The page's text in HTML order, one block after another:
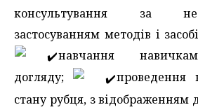
консультування за
застосуванням методів і
навчання
догляду;
проведення
стану рубця, з відображенням